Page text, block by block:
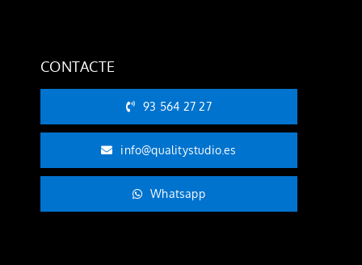
CONTACTE
93 564 27 27
info@qualitystudio.es
Whatsapp